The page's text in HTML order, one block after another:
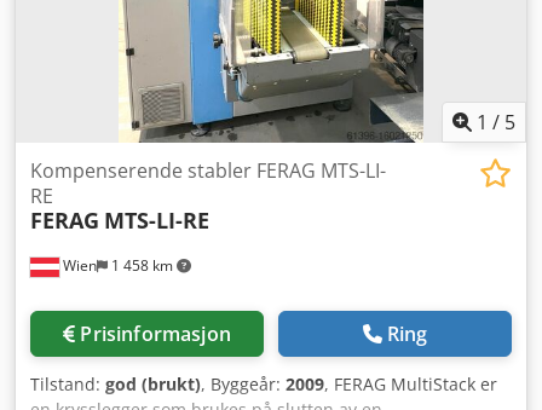
1 / 5
Wien 1 458 km
Kompenserende stabler FERAG MTS-LI-
RE
FERAG MTS-LI-RE
Prisinformasjon Ring
Tilstand: god (brukt), Byggeår: 2009, FERAG MultiStack er